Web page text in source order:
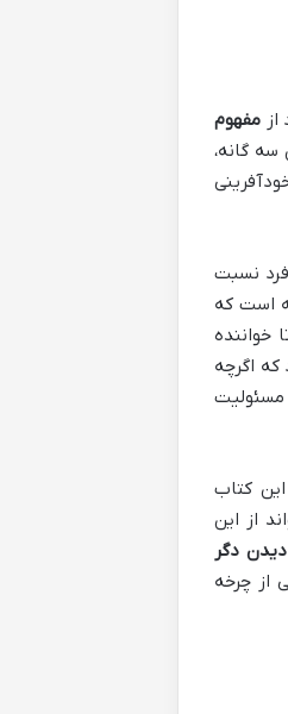
مفهوم
گانه،
نسبت
است که
خواننده
که اگرچه
مسئولیت
کتاب
از این
دگر
از چرخه